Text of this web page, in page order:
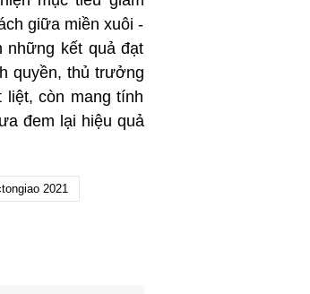
giữa miền xuôi -
những kết quả đạt
quyền, thủ trưởng
còn mang tính
đem lại hiệu quả
2021